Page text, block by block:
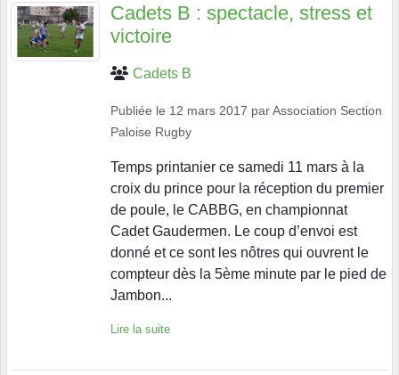
Cadets B : spectacle, stress et
victoire
Cadets B
Publiée le 12 mars 2017 parAssociation Section
Paloise Rugby
Temps printanier ce samedi 11 mars à la
croix du prince pour la réception du premier
de poule, le CABBG, en championnat
Cadet Gaudermen. Le coup d’envoi est
donné et ce sont les nôtres qui ouvrent le
compteur dès la 5ème minute par le pied de
Jambon...
Lire la suite